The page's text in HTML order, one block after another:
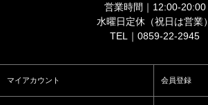
営業時間｜12:00-20:00
水曜日定休（祝日は営業）
TEL｜0859-22-2945
マイアカウント 会員登録